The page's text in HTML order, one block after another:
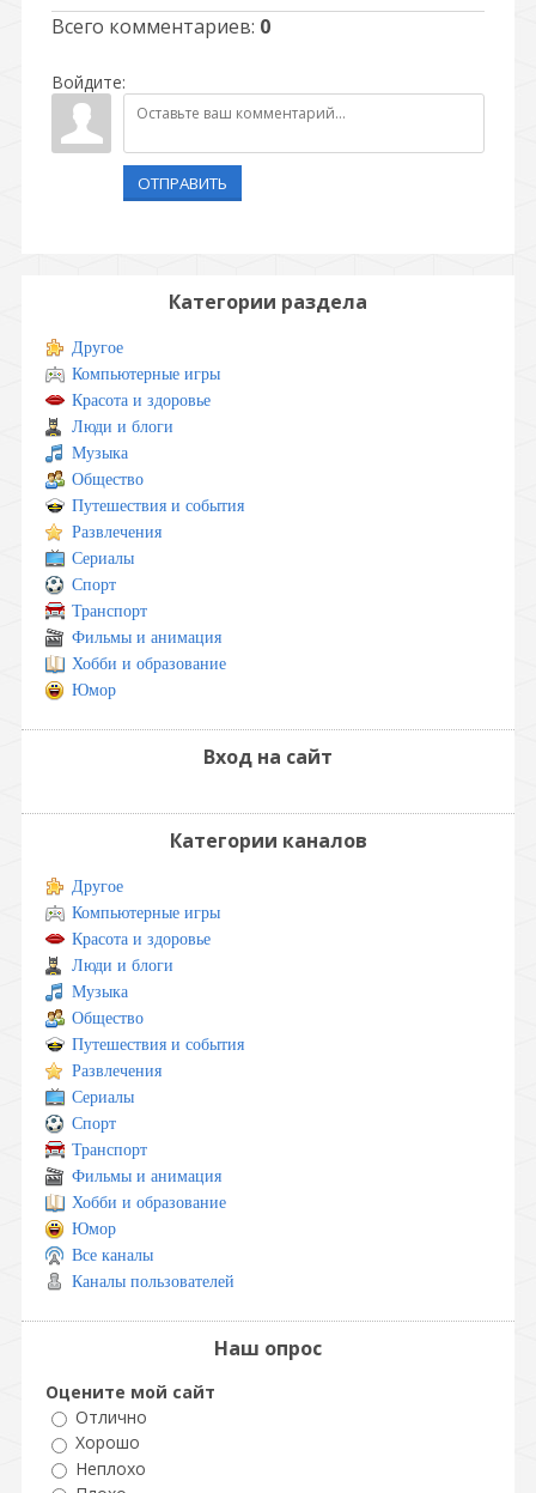
Всего комментариев: 0
Войдите:
ОТПРАВИТЬ
Категории раздела
Другое
Компьютерные игры
Красота и здоровье
Люди и блоги
Музыка
Общество
Путешествия и события
Развлечения
Сериалы
Спорт
Транспорт
Фильмы и анимация
Хобби и образование
Юмор
Вход на сайт
Категории каналов
Другое
Компьютерные игры
Красота и здоровье
Люди и блоги
Музыка
Общество
Путешествия и события
Развлечения
Сериалы
Спорт
Транспорт
Фильмы и анимация
Хобби и образование
Юмор
Все каналы
Каналы пользователей
Наш опрос
Оцените мой сайт
Отлично
Хорошо
Неплохо